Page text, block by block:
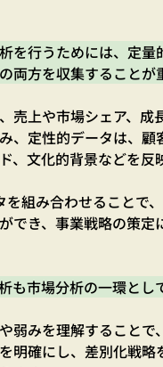
を行うためには、定量
両方を収集することが
売上や市場シェア、成
、定性的データは、顧
、文化的背景などを反
を組み合わせることで
でき、事業戦略の策定
も市場分析の一環とし
弱みを理解することで
明確にし、差別化戦略